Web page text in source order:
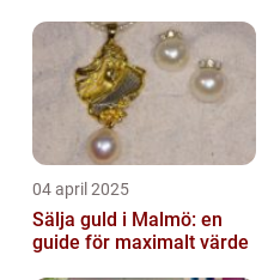
04 april 2025
Sälja guld i Malmö: en
guide för maximalt värde